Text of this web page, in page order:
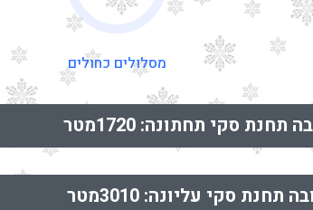
מסלולים כחולים
תחנת סקי תחתונה: 1720מטר
תחנת סקי עליונה: 3010מטר